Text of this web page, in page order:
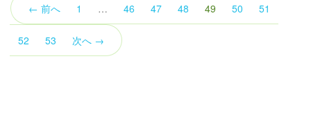
← 前へ 1 … 46 47 48 49 （こ
の
50 51
52 53 次へ →